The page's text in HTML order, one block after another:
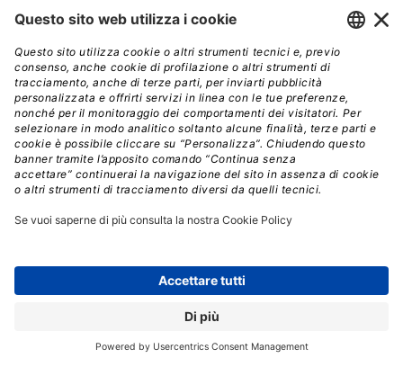
Chi siamo
Advertising
Webinar e Video
Privacy